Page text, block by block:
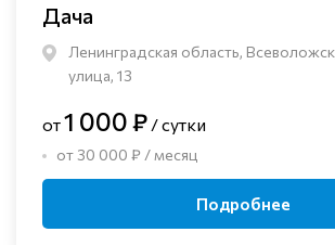
Дача
Ленинградская область,
улица, 13
от1 000 ₽ / сутки
от 30 000 ₽ / месяц
Подробнее